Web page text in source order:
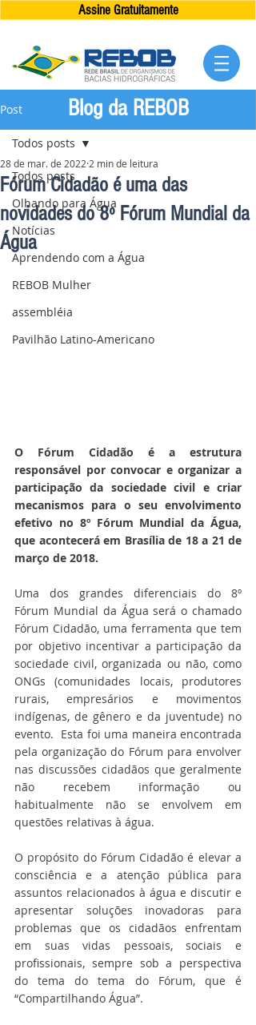
Assine Gratuitamente
Post
Todos posts
Olhando para Água
Notícias
Aprendendo com a Água
REBOB Mulher
assembléia
Pavilhão Latino-Americano
Todos posts
Fórum Cidadão é uma das
novidades do 8º Fórum Mundial da
Água
28 de mar. de 2022 2 min de leitura
O Fórum Cidadão é a estrutura
responsável por convocar e organizar a
participação da sociedade civil e criar
mecanismos para o seu envolvimento
efetivo no 8º Fórum Mundial da Água,
que acontecerá em Brasília de 18 a 21 de
março de 2018.
Uma dos grandes diferenciais do 8º
Fórum Mundial da Água será o chamado
Fórum Cidadão, uma ferramenta que tem
por objetivo incentivar a participação da
sociedade civil, organizada ou não, como
ONGs (comunidades locais, produtores
rurais, empresários e movimentos
indígenas, de gênero e da juventude) no
evento.  Esta foi uma maneira encontrada
pela organização do Fórum para envolver
nas discussões cidadãos que geralmente
não recebem informação ou
habitualmente não se envolvem em
questões relativas à água.
O propósito do Fórum Cidadão é elevar a
consciência e a atenção pública para
assuntos relacionados à água e discutir e
apresentar soluções inovadoras para
problemas que os cidadãos enfrentam
em suas vidas pessoais, sociais e
profissionais, sempre sob a perspectiva
do tema do tema do Fórum, que é
“Compartilhando Água”.
Blog da REBOB